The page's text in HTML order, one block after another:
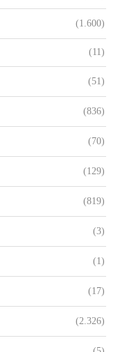
(1.600)
(11)
(51)
(836)
(70)
(129)
(819)
(3)
(1)
(17)
(2.326)